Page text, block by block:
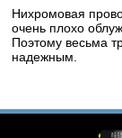
Нихромовая
очень плохо
Поэтому весьма
надежным.